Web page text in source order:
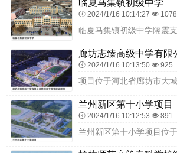
临夏马集镇初级中学
2024/1/16 10:14:27 1078
2024/1/16 10:13:50 925
兰州新区第十小学项目
2024/1/16 10:12:53 891